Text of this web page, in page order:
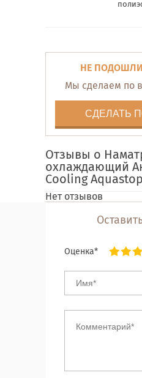
НЕ
Мы сделаем по
СДЕЛАТЬ
Отзывы о
охлаждающий
Cooling Aquastop
Нет отзывов
Оценка*